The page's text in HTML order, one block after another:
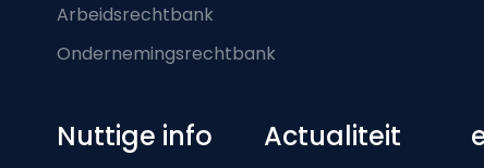
Arbeidsrechtbank
Ondernemingsrechtbank
Nuttige info Actualiteit